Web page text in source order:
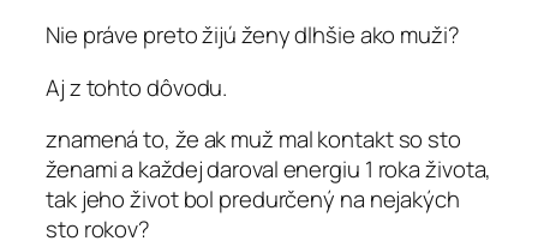
Nie práve preto žijú ženy dlhšie ako muži?
Aj z tohto dôvodu.
znamená to, že ak muž mal kontakt so sto
ženami a každej daroval energiu 1 roka života,
tak jeho život bol predurčený na nejakých
sto rokov?